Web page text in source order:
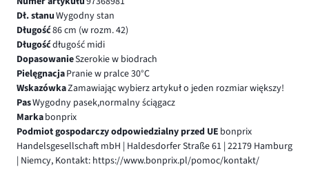
Dł. stanuWygodny stan
Długość86 cm (w rozm. 42)
Długośćdługość midi
DopasowanieSzerokie w biodrach
PielęgnacjaPranie w pralce 30°C
WskazówkaZamawiając wybierz artykuł o jeden rozmiar większy!
PasWygodny pasek,normalny ściągacz
Markabonprix
Podmiot gospodarczy odpowiedzialny przed UE bonprix
Handelsgesellschaft mbH | Haldesdorfer Straße 61 | 22179 Hamburg
| Niemcy, Kontakt: https://www.bonprix.pl/pomoc/kontakt/